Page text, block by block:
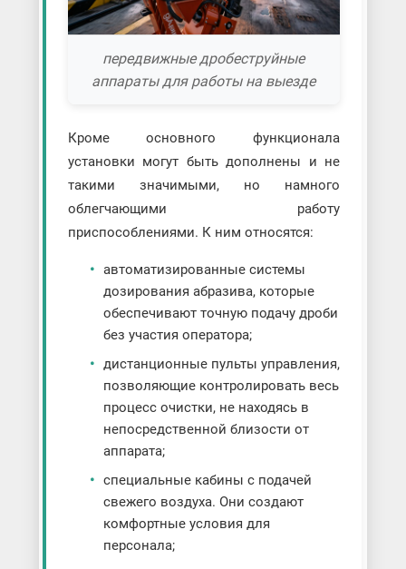
передвижные дробеструйные
аппараты для работы на выезде
Кроме основного функционала
установки могут быть дополнены и не
такими значимыми, но намного
облегчающими работу
приспособлениями. К ним относятся:
автоматизированные системы
дозирования абразива, которые
обеспечивают точную подачу дроби
без участия оператора;
дистанционные пульты управления,
позволяющие контролировать весь
процесс очистки, не находясь в
непосредственной близости от
аппарата;
специальные кабины с подачей
свежего воздуха. Они создают
комфортные условия для
персонала;